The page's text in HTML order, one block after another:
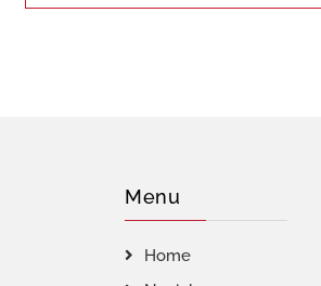
Menu
Home